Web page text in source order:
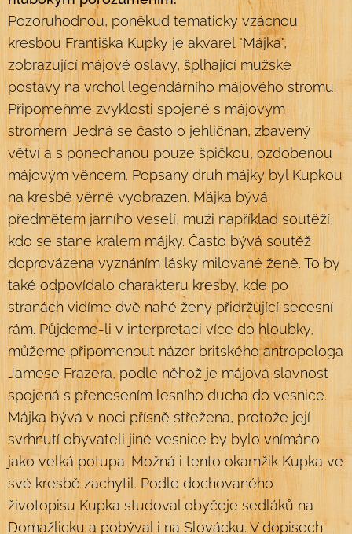
Pozoruhodnou, poněkud tematicky vzácnou
kresbou Františka Kupky je akvarel "Májka",
zobrazující májové oslavy, šplhající mužské
postavy na vrchol legendárního májového stromu.
Připomeňme zvyklosti spojené s májovým
stromem. Jedná se často o jehličnan, zbavený
větví a s ponechanou pouze špičkou, ozdobenou
májovým věncem. Popsaný druh májky byl Kupkou
na kresbě věrně vyobrazen. Májka bývá
předmětem jarního veselí, muži například soutěží,
kdo se stane králem májky. Často bývá soutěž
doprovázena vyznáním lásky milované ženě. To by
také odpovídalo charakteru kresby, kde po
stranách vidíme dvě nahé ženy přidržující secesní
rám. Půjdeme-li v interpretaci více do hloubky,
můžeme připomenout názor britského antropologa
Jamese Frazera, podle něhož je májová slavnost
spojená s přenesením lesního ducha do vesnice.
Májka bývá v noci přísně střežena, protože její
svrhnutí obyvateli jiné vesnice by bylo vnímáno
jako velká potupa. Možná i tento okamžik Kupka ve
své kresbě zachytil. Podle dochovaného
životopisu Kupka studoval obyčeje sedláků na
Domažlicku a pobýval i na Slovácku. V dopisech